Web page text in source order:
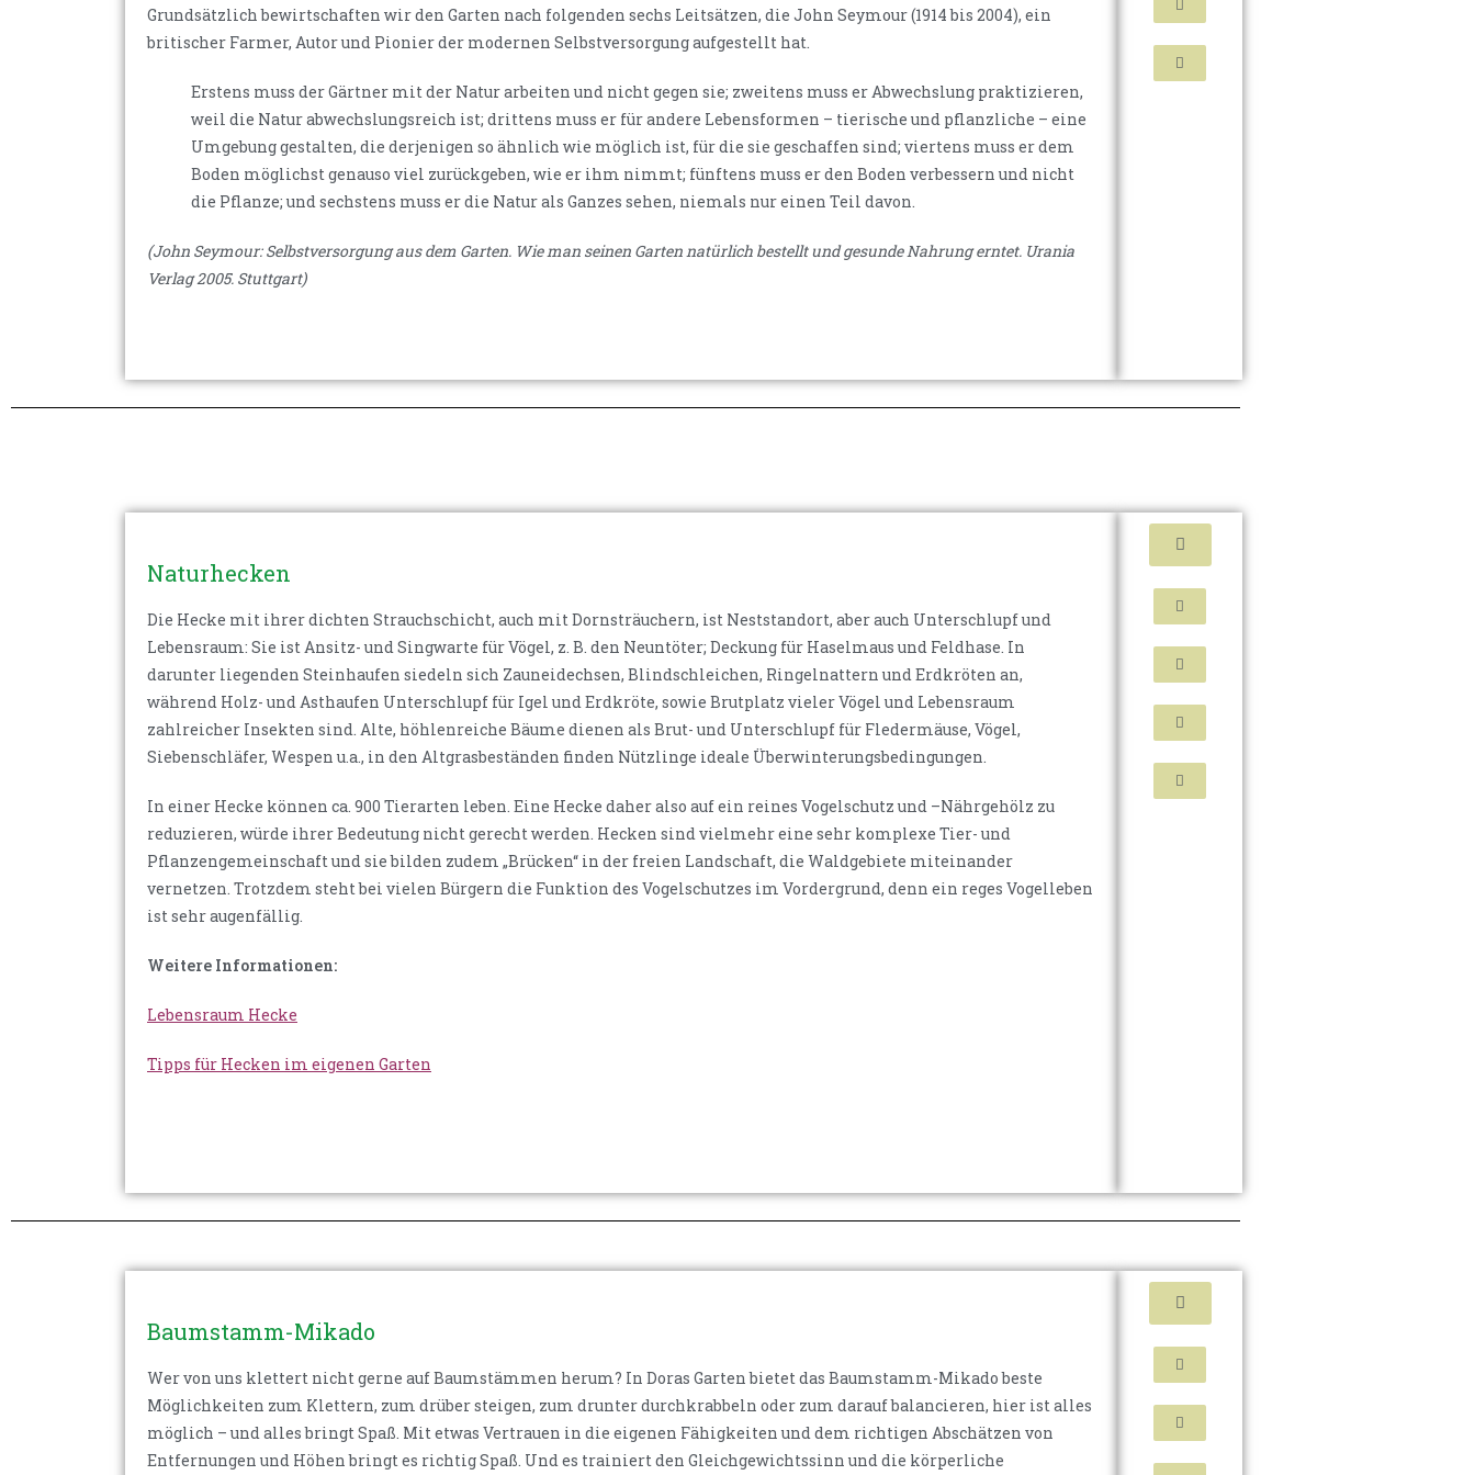
Grundsätzlich bewirtschaften wir den Garten nach folgenden sechs Leitsätzen, die John Seymour (1914 bis 2004), ein
britischer Farmer, Autor und Pionier der modernen Selbstversorgung aufgestellt hat.
Erstens muss der Gärtner mit der Natur arbeiten und nicht gegen sie; zweitens muss er Abwechslung praktizieren,
weil die Natur abwechslungsreich ist; drittens muss er für andere Lebensformen – tierische und pflanzliche – eine
Umgebung gestalten, die derjenigen so ähnlich wie möglich ist, für die sie geschaffen sind; viertens muss er dem
Boden möglichst genauso viel zurückgeben, wie er ihm nimmt; fünftens muss er den Boden verbessern und nicht
die Pflanze; und sechstens muss er die Natur als Ganzes sehen, niemals nur einen Teil davon.
(John Seymour: Selbstversorgung aus dem Garten. Wie man seinen Garten natürlich bestellt und gesunde Nahrung erntet. Urania
Verlag 2005. Stuttgart)
Naturhecken
Die Hecke mit ihrer dichten Strauchschicht, auch mit Dornsträuchern, ist Neststandort, aber auch Unterschlupf und
Lebensraum: Sie ist Ansitz- und Singwarte für Vögel, z. B. den Neuntöter; Deckung für Haselmaus und Feldhase. In
darunter liegenden Steinhaufen siedeln sich Zauneidechsen, Blindschleichen, Ringelnattern und Erdkröten an,
während Holz- und Asthaufen Unterschlupf für Igel und Erdkröte, sowie Brutplatz vieler Vögel und Lebensraum
zahlreicher Insekten sind. Alte, höhlenreiche Bäume dienen als Brut- und Unterschlupf für Fledermäuse, Vögel,
Siebenschläfer, Wespen u.a., in den Altgrasbeständen finden Nützlinge ideale Überwinterungsbedingungen.
In einer Hecke können ca. 900 Tierarten leben. Eine Hecke daher also auf ein reines Vogelschutz und –Nährgehölz zu
reduzieren, würde ihrer Bedeutung nicht gerecht werden. Hecken sind vielmehr eine sehr komplexe Tier- und
Pflanzengemeinschaft und sie bilden zudem „Brücken“ in der freien Landschaft, die Waldgebiete miteinander
vernetzen. Trotzdem steht bei vielen Bürgern die Funktion des Vogelschutzes im Vordergrund, denn ein reges Vogelleben
ist sehr augenfällig.
Weitere Informationen:
Lebensraum Hecke
Tipps für Hecken im eigenen Garten
Baumstamm-Mikado
Wer von uns klettert nicht gerne auf Baumstämmen herum? In Doras Garten bietet das Baumstamm-Mikado beste
Möglichkeiten zum Klettern, zum drüber steigen, zum drunter durchkrabbeln oder zum darauf balancieren, hier ist alles
möglich – und alles bringt Spaß. Mit etwas Vertrauen in die eigenen Fähigkeiten und dem richtigen Abschätzen von
Entfernungen und Höhen bringt es richtig Spaß. Und es trainiert den Gleichgewichtssinn und die körperliche